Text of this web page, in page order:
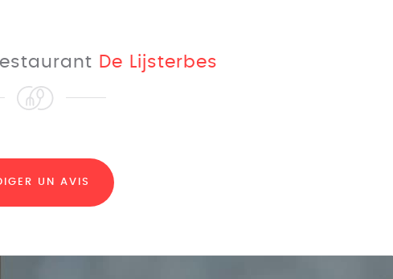
De Lijsterbes
UN AVIS